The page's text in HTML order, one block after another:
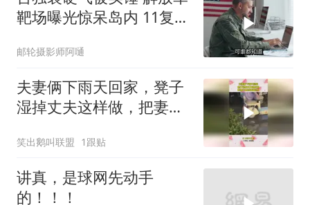
靶场曝光惊呆岛内 11复刻
邮轮摄影师阿嗵
夫妻俩下雨天回家，凳子
湿掉丈夫这样做，把妻子
笑出鹅叫联盟 1跟贴
讲真，是球网先动手
的！！！